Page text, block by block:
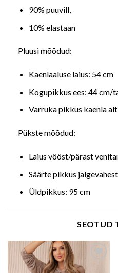
90% puuvill,
10% elastaan
Pluusi mõõdud:
Kaenlaaluse laius: 54 cm
Kogupikkus ees: 44 cm/
Varruka pikkus kaenla
Pükste mõõdud:
Laius vööst/pärast
Säärte pikkus
Üldpikkus: 95 cm
SEOTUD